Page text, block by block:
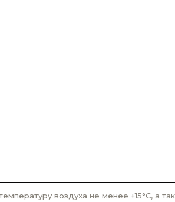
воздуха не менее +15°С, а